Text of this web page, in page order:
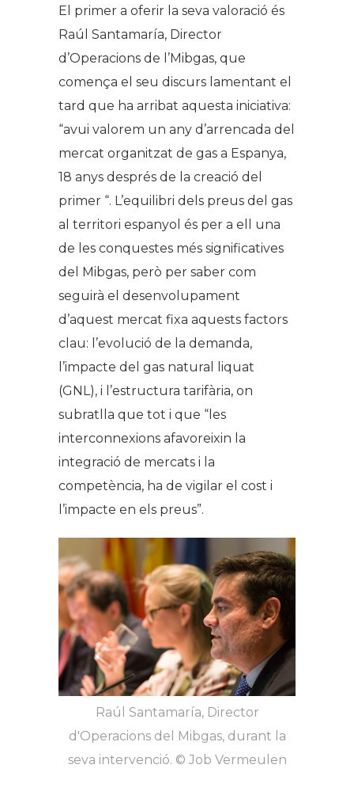
El primer a oferir la seva valoració és
Raúl Santamaría, Director
d’Operacions de l’Mibgas, que
comença el seu discurs lamentant el
tard que ha arribat aquesta iniciativa:
“avui valorem un any d’arrencada del
mercat organitzat de gas a Espanya,
18 anys després de la creació del
primer “. L’equilibri dels preus del gas
al territori espanyol és per a ell una
de les conquestes més significatives
del Mibgas, però per saber com
seguirà el desenvolupament
d’aquest mercat fixa aquests factors
clau: l’evolució de la demanda,
l’impacte del gas natural liquat
(GNL), i l’estructura tarifària, on
subratlla que tot i que “les
interconnexions afavoreixin la
integració de mercats i la
competència, ha de vigilar el cost i
l’impacte en els preus”.
Raúl Santamaría, Director
d'Operacions del Mibgas, durant la
seva intervenció. © Job Vermeulen​